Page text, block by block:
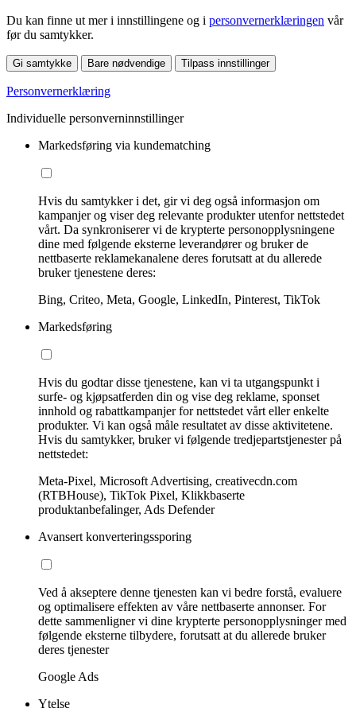
Du kan finne ut mer i innstillingene og i personvernerklæringen vår
før du samtykker.
Gi samtykke Bare nødvendige Tilpass innstillinger
Personvernerklæring
Individuelle personverninnstillinger
Markedsføring via kundematching
Hvis du samtykker i det, gir vi deg også informasjon om
kampanjer og viser deg relevante produkter utenfor nettstedet
vårt. Da synkroniserer vi de krypterte personopplysningene
dine med følgende eksterne leverandører og bruker de
nettbaserte reklamekanalene deres forutsatt at du allerede
bruker tjenestene deres:
Bing, Criteo, Meta, Google, LinkedIn, Pinterest, TikTok
Markedsføring
Hvis du godtar disse tjenestene, kan vi ta utgangspunkt i
surfe- og kjøpsatferden din og vise deg reklame, sponset
innhold og rabattkampanjer for nettstedet vårt eller enkelte
produkter. Vi kan også måle resultatet av disse aktivitetene.
Hvis du samtykker, bruker vi følgende tredjepartstjenester på
nettstedet:
Meta-Pixel, Microsoft Advertising, creativecdn.com
(RTBHouse), TikTok Pixel, Klikkbaserte
produktanbefalinger, Ads Defender
Avansert konverteringssporing
Ved å akseptere denne tjenesten kan vi bedre forstå, evaluere
og optimalisere effekten av våre nettbaserte annonser. For
dette sammenligner vi dine krypterte personopplysninger med
følgende eksterne tilbydere, forutsatt at du allerede bruker
deres tjenester
Google Ads
Ytelse